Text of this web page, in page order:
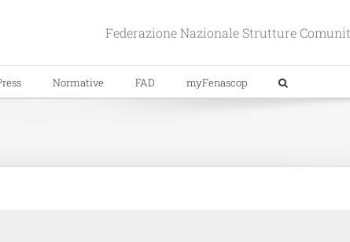
Federazione Nazionale Strutture
Normative FAD myFenascop